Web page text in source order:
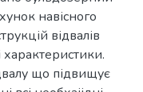
навісного
відвалів
характеристики.
що підвищує